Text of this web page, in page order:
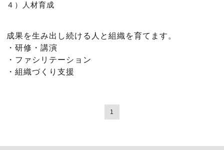
４）人材育成
成果を生み出し続ける人と組織を育てます。
・研修・講演
・ファシリテーション
・組織づくり支援
1